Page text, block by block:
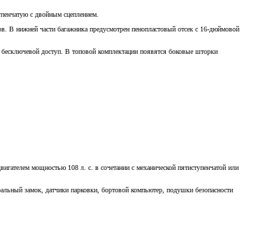
с двойным сцеплением.
В нижней части багажника предусмотрен пенопластовый отсек с 16-дюймовой
доступ. В топовой комплектации появятся боковые шторки
мощностью 108 л. с. в сочетании с механической пятиступенчатой или
замок, датчики парковки, бортовой компьютер, подушки безопасности